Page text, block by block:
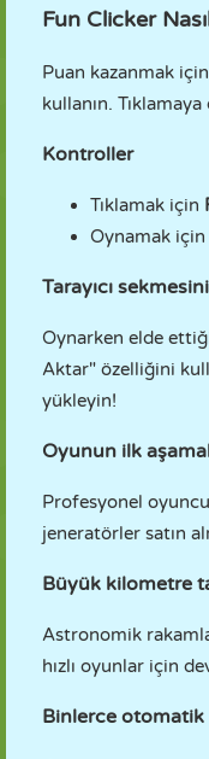
Fun Clicker
Puan kazanmak
kullanın.
Kontroller
Tıklamak için
Oynamak için
Tarayıcı
Oynarken elde
Aktar" özelliğini
yükleyin!
Oyunun ilk
Profesyonel
jeneratörler satın
Büyük kilometre
Astronomik
hızlı oyunlar için
Binlerce otomatik